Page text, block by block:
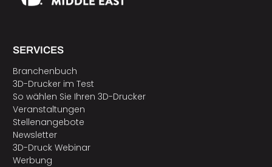
SERVICES
Branchenbuch
3D-Drucker im Test
So wählen Sie Ihren 3D-Drucker
Veranstaltungen
Stellenangebote
Newsletter
3D-Druck Webinar
Werbung